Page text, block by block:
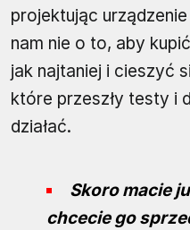
projektując
nam nie o to, aby
jak najtaniej i cieszyć
które przeszły testy i
działać.
Skoro macie
chcecie go